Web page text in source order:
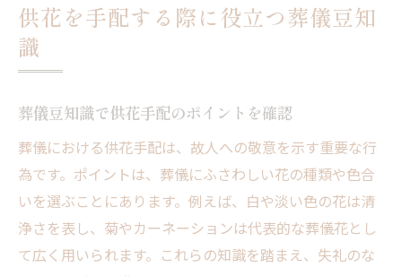
供花を手配する際に役立つ葬儀豆知
識
葬儀豆知識で供花手配のポイントを確認
葬儀における供花手配は、故人への敬意を示す重要な行
為です。ポイントは、葬儀にふさわしい花の種類や色合
いを選ぶことにあります。例えば、白や淡い色の花は清
浄さを表し、菊やカーネーションは代表的な葬儀花とし
て広く用いられます。これらの知識を踏まえ、失礼のな